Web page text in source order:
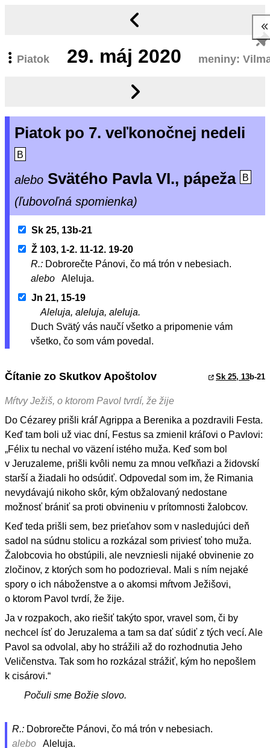
Piatok 29. máj 2020 meniny:
Piatok po 7. veľkonočnej nedeli
B
alebo Svätého Pavla VI., pápeža B
(ľubovoľná spomienka)
Sk 25, 13b-21
Ž 103, 1-2. 11-12. 19-20
R.: Dobrorečte Pánovi, čo má trón v nebesiach.
alebo
Aleluja.
Jn 21, 15-19
Aleluja, aleluja, aleluja.
Duch Svätý vás naučí všetko a pripomenie vám
všetko, čo som vám povedal.
Čítanie zo Skutkov Apoštolov Sk 25, 13b-21
Mŕtvy Ježiš, o ktorom Pavol tvrdí, že žije
Do Cézarey prišli kráľ Agrippa a Berenika a pozdravili Festa.
Keď tam boli už viac dní, Festus sa zmienil kráľovi o Pavlovi:
„Félix tu nechal vo väzení istého muža. Keď som bol
v Jeruzaleme, prišli kvôli nemu za mnou veľkňazi a židovskí
starší a žiadali ho odsúdiť. Odpovedal som im, že Rimania
nevydávajú nikoho skôr, kým obžalovaný nedostane
možnosť brániť sa proti obvineniu v prítomnosti žalobcov.
Keď teda prišli sem, bez prieťahov som v nasledujúci deň
sadol na súdnu stolicu a rozkázal som priviesť toho muža.
Žalobcovia ho obstúpili, ale nevzniesli nijaké obvinenie zo
zločinov, z ktorých som ho podozrieval. Mali s ním nejaké
spory o ich náboženstve a o akomsi mŕtvom Ježišovi,
o ktorom Pavol tvrdí, že žije.
Ja v rozpakoch, ako riešiť takýto spor, vravel som, či by
nechcel ísť do Jeruzalema a tam sa dať súdiť z tých vecí. Ale
Pavol sa odvolal, aby ho strážili až do rozhodnutia Jeho
Veličenstva. Tak som ho rozkázal strážiť, kým ho nepošlem
k cisárovi.“
Počuli sme Božie slovo.
R.: Dobrorečte Pánovi, čo má trón v nebesiach.
alebo
Aleluja.